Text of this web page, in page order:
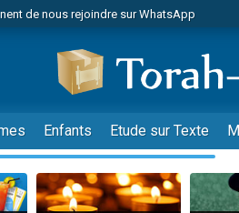
de nous rejoindre sur WhatsApp
viennent de faire un don pour 1 Journée de
de demander une bénédiction
de nous rejoindre sur WhatsApp
pour étudier en groupe sur Zoom
viennent de faire un don pour Diane, 80 ans,
son Maasser
Enfants Etude sur Texte